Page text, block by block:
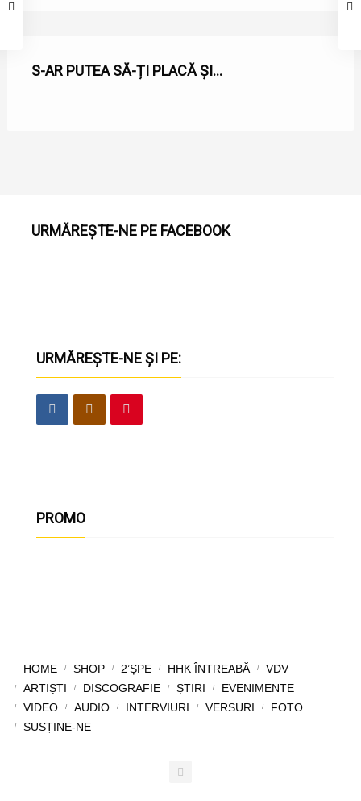
S-AR PUTEA SĂ-ȚI PLACĂ ȘI...
URMĂREȘTE-NE PE FACEBOOK
URMĂREȘTE-NE ȘI PE:
PROMO
HOME SHOP 2’ȘPE HHK ÎNTREABĂ
VDV
ARTIȘTI
DISCOGRAFIE ȘTIRI
EVENIMENTE
VIDEO
AUDIO INTERVIURI VERSURI
FOTO
SUSȚINE-NE